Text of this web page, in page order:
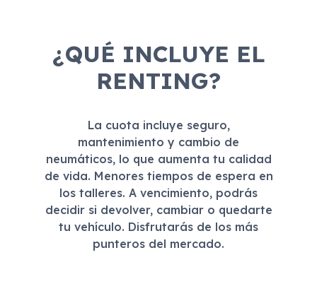
¿QUÉ INCLUYE EL
RENTING?
La cuota incluye seguro,
mantenimiento y cambio de
neumáticos, lo que aumenta tu calidad
de vida. Menores tiempos de espera en
los talleres. A vencimiento, podrás
decidir si devolver, cambiar o quedarte
tu vehículo. Disfrutarás de los más
punteros del mercado.